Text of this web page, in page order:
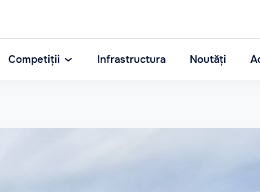
Competiții Infrastructura Noutăți